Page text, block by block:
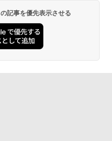
記事を優先表示させる